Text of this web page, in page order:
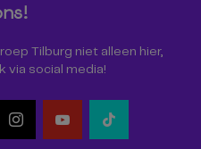
Tilburg niet alleen hier,
via social media!